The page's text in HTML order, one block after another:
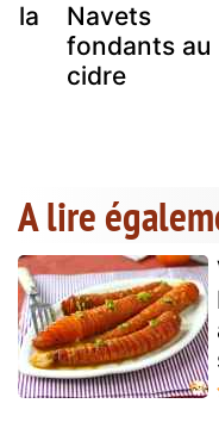
la
Navets
fondants au
cidre
A lire